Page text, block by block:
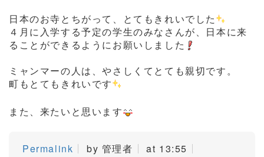
日本のお寺とちがって、とてもきれいでした
４月に入学する予定の学生のみなさんが、日本に来
ることができるようにお願いしました
ミャンマーの人は、やさしくてとても親切です。
町もとてもきれいです
また、来たいと思います
Permalink by 管理者 at 13:55